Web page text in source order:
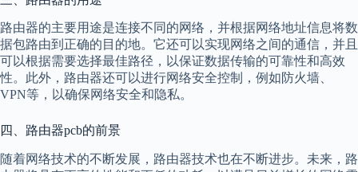
路由器的主要用途是连接不同的网络，并根据网络地址信息将数
据包路由到正确的目的地。它还可以实现网络之间的通信，并且
可以根据需要选择最佳路径，以保证数据传输的可靠性和高效
性。此外，路由器还可以进行网络安全控制，例如防火墙、
VPN等，以确保网络安全和隐私。
四、路由器pcb的前景
随着网络技术的不断发展，路由器技术也在不断进步。未来，路